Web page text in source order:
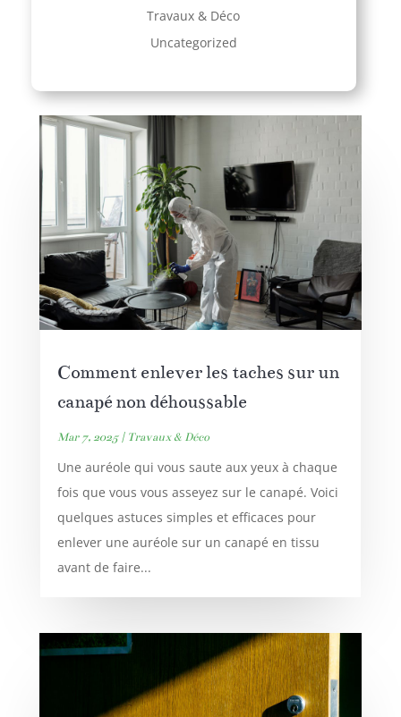
Travaux & Déco
Uncategorized
Comment enlever les taches sur un
canapé non déhoussable
Mar 7, 2025| Travaux & Déco
Une auréole qui vous saute aux yeux à chaque
fois que vous vous asseyez sur le canapé. Voici
quelques astuces simples et efficaces pour
enlever une auréole sur un canapé en tissu
avant de faire...